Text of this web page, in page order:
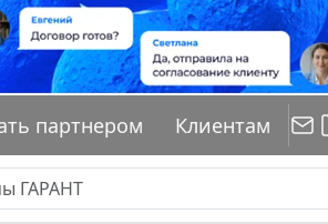
партнером Клиентам